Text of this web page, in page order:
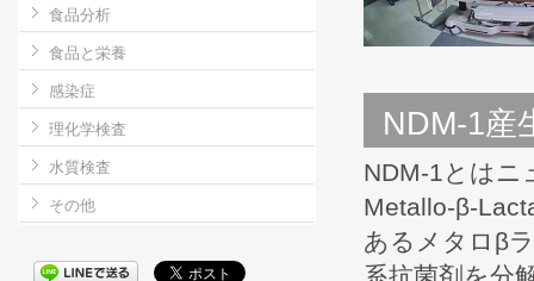
食品分析
食品と栄養
感染症
理化学検査
水質検査
その他
NDM-1産
NDM-1とはニ
Metallo-β-
あるメタロβ